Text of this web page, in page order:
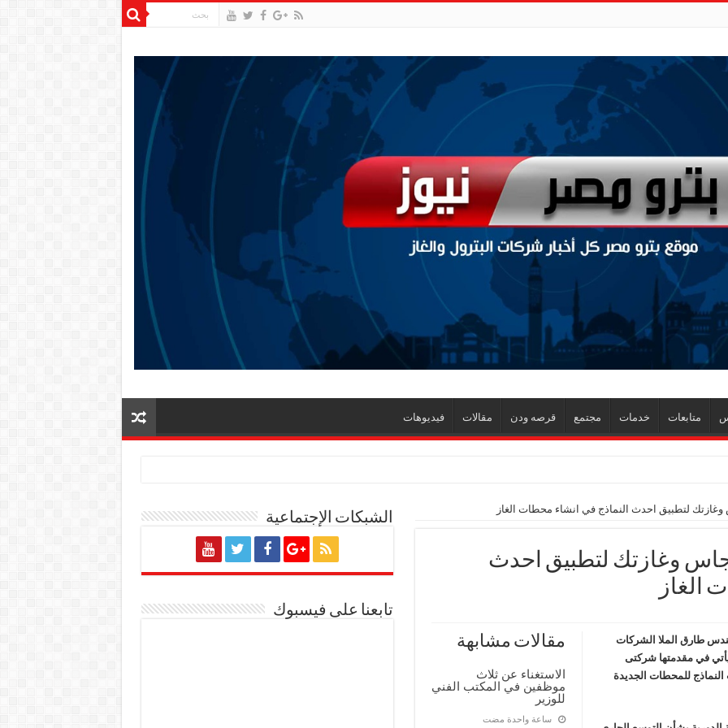
متابعات خدمات مجتمع قرصه ودن مقالات فيديوهات
العالمية آليات تنفيذ مذكرة التفاهم لربط اكتشافات الشركة في قبرص بالبنية التحتية المصرية
منذ عام 2022.. ويؤكد: كامل الاهتمام لوضع صعيد مصر على خريطة الاستثمار البترولي
يوميا
وغازتك لتطبيق احدث النماذج في انشاء محطات الغاز
وغازتك لتطبيق احدث
الغاز
مقالات مشابهة
الاستغناء عن ثلاث
موظفين في المكتب الفني
للوزير
‏ساعة واحدة مضت
طارق الملا الشركات
في مقدمتها شركتى
للمحطات الجديدة
الشبكات الإجتماعية
تابعنا على فيسبوك